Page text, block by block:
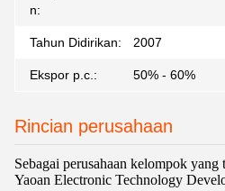
n:
Tahun Didirikan: 2007
Ekspor p.c.: 50% - 60%
Rincian perusahaan
Sebagai perusahaan kelompok
Yaoan Electronic Technology